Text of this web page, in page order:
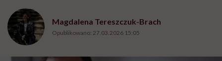
Magdalena Tereszczuk-Brach
Opublikowano: 27.03.2026 15:05